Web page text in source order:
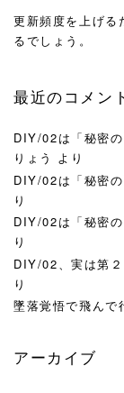
更新頻度を上げる
るでしょう。
最近のコメン
DIY/02は「秘密の
りょう より
DIY/02は「秘密の
り
DIY/02は「秘密の
り
DIY/02、実は第２
り
墜落覚悟で飛んで
アーカイブ